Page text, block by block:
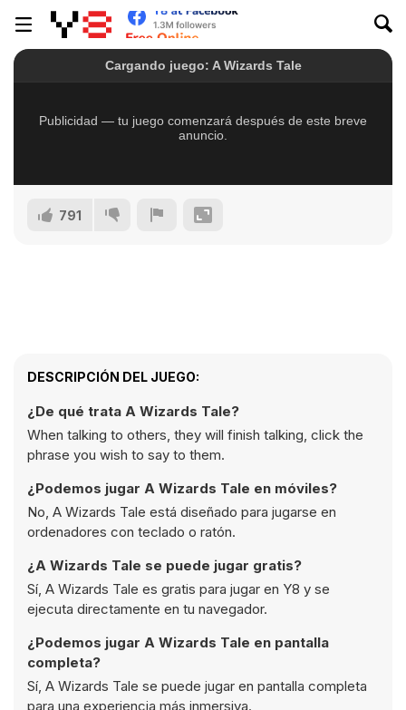
791
DESCRIPCIÓN DEL JUEGO:
¿De qué trata A Wizards Tale?
When talking to others, they will finish talking, click the
phrase you wish to say to them.
¿Podemos jugar A Wizards Tale en móviles?
No, A Wizards Tale está diseñado para jugarse en
ordenadores con teclado o ratón.
¿A Wizards Tale se puede jugar gratis?
Sí, A Wizards Tale es gratis para jugar en Y8 y se
ejecuta directamente en tu navegador.
¿Podemos jugar A Wizards Tale en pantalla
completa?
Sí, A Wizards Tale se puede jugar en pantalla completa
para una experiencia más inmersiva.